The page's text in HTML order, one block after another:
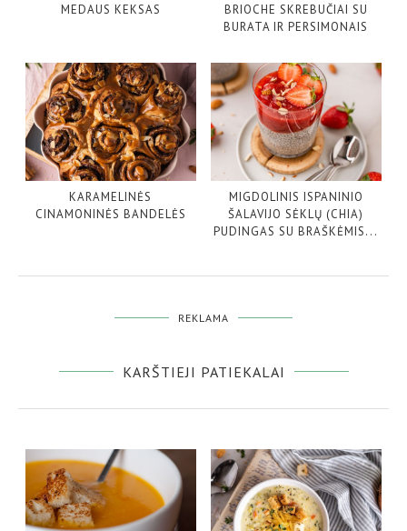
MEDAUS KEKSAS
BRIOCHE SKREBUČIAI SU
BURATA IR PERSIMONAIS
KARAMELINĖS
CINAMONINĖS BANDELĖS
MIGDOLINIS ISPANINIO
ŠALAVIJO SĖKLŲ (CHIA)
PUDINGAS SU BRAŠKĖMIS...
REKLAMA
KARŠTIEJI PATIEKALAI